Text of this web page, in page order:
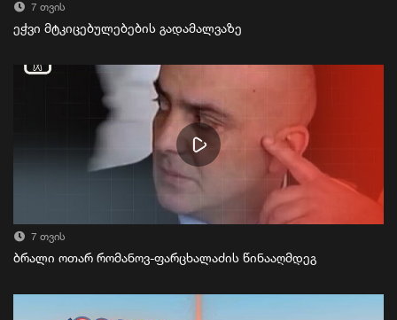
7 თვის
ეჭვი მტკიცებულებების გადამალვაზე
7 თვის
ბრალი ოთარ რომანოვ-ფარცხალაძის წინააღმდეგ